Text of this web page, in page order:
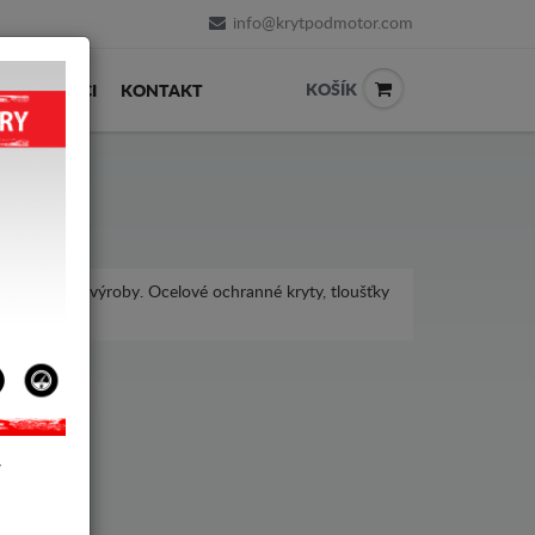
info@krytpodmotor.com
PRODEJCI KONTAKT KOŠÍK
roky výroby. Ocelové ochranné kryty, tloušťky